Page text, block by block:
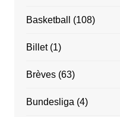
Basketball (108)
Billet(1)
Brèves(63)
Bundesliga (4)